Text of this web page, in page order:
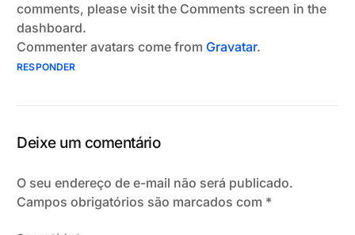
comments, please visit the Comments screen in the
dashboard.
Commenter avatars come from Gravatar.
RESPONDER
Deixe um comentário
O seu endereço de e-mail não será publicado.
Campos obrigatórios são marcados com *